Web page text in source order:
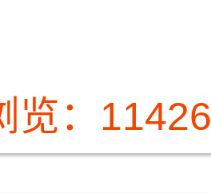
览：11426